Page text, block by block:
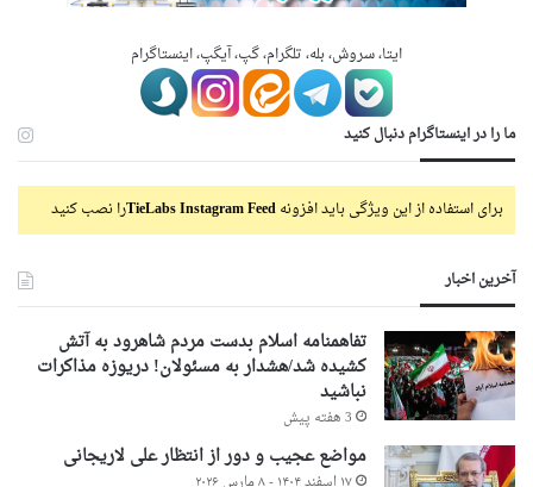
ایتا، سروش، بله، تلگرام، گپ، آیگپ، اینستاگرام
ما را در اینستاگرام دنبال کنید
برای استفاده از این ویژگی باید افزونهTieLabs Instagram Feedرا نصب کنید
آخرین اخبار
تفاهمنامه اسلام بدست مردم شاهرود به آتش
کشیده شد/هشدار به مسئولان! دریوزه مذاکرات
نباشید
3 هفته پیش
مواضع عجیب و دور از انتظار علی لاریجانی